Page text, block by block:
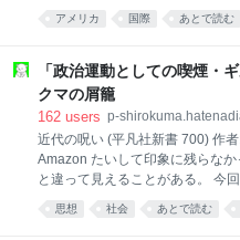
国籍取得を目的とした「出産⁠ツー
容。 米最高裁は6月30日、トラン
ド・ブランシュ米司法長官代行
ーリズムに対する取り締まりを一
明らかにしていた。 トランプ氏
かり茶番になってしまった」と述
を目的とした入国を非難した。
いて、「極めて残念」と改めて
非常に不公平なので調整を行っ
アメリカ 国際 あとで読む
「政治運動としての喫煙・
クマの屑籠
162 users p-
近代の呪い (平凡社新書 700) 作
Amazon たいして印象に残らな
と違って見えることがある。 今
や『ドカ食いダイスキ！もちづき
がら上掲新書を再読し、前と違う
思想 社会 あとで読む